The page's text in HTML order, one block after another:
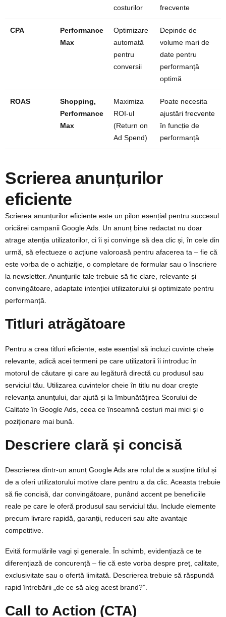
costurilor
frecvente
CPA
Performance
Max
Optimizare
automată
pentru
conversii
Depinde de
volume mari de
date pentru
performanță
optimă
ROAS
Shopping,
Performance
Max
Maximiza
ROI-ul
(Return on
Ad Spend)
Poate necesita
ajustări frecvente
în funcție de
performanță
Scrierea anunțurilor
eficiente
Scrierea anunțurilor eficiente este un pilon esențial pentru succesul
oricărei campanii Google Ads. Un anunț bine redactat nu doar
atrage atenția utilizatorilor, ci îi și convinge să dea clic și, în cele din
urmă, să efectueze o acțiune valoroasă pentru afacerea ta – fie că
este vorba de o achiziție, o completare de formular sau o înscriere
la newsletter. Anunțurile tale trebuie să fie clare, relevante și
convingătoare, adaptate intenției utilizatorului și optimizate pentru
performanță.
Titluri atrăgătoare
Pentru a crea titluri eficiente, este esențial să incluzi cuvinte cheie
relevante, adică acei termeni pe care utilizatorii îi introduc în
motorul de căutare și care au legătură directă cu produsul sau
serviciul tău. Utilizarea cuvintelor cheie în titlu nu doar crește
relevanța anunțului, dar ajută și la îmbunătățirea Scorului de
Calitate în Google Ads, ceea ce înseamnă costuri mai mici și o
poziționare mai bună.
Descriere clară și concisă
Descrierea dintr-un anunț Google Ads are rolul de a susține titlul și
de a oferi utilizatorului motive clare pentru a da clic. Aceasta trebuie
să fie concisă, dar convingătoare, punând accent pe beneficiile
reale pe care le oferă produsul sau serviciul tău. Include elemente
precum livrare rapidă, garanții, reduceri sau alte avantaje
competitive.
Evită formulările vagi și generale. În schimb, evidențiază ce te
diferențiază de concurență – fie că este vorba despre preț, calitate,
exclusivitate sau o ofertă limitată. Descrierea trebuie să răspundă
rapid întrebării „de ce să aleg acest brand?”.
Call to Action (CTA)